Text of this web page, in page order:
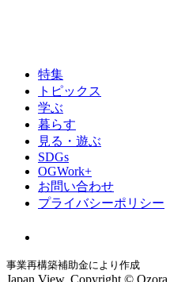
特集
トピックス
学ぶ
暮らす
見る・遊ぶ
SDGs
OGWork+
お問い合わせ
プライバシーポリシー
事業再構築補助金により作成